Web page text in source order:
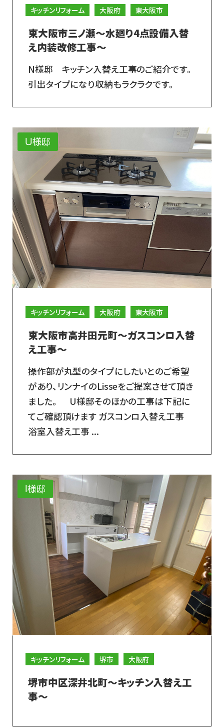
キッチンリフォーム 大阪府 東大阪市
東大阪市三ノ瀬～水廻り4点設備入替
え内装改修工事～
N様邸 キッチン入替え工事のご紹介です。
引出タイプになり収納もラクラクです。
U様邸
キッチンリフォーム 大阪府 東大阪市
東大阪市高井田元町～ガスコンロ入替
え工事～
操作部が丸型のタイプにしたいとのご希望
があり、リンナイのLisseをご提案させて頂き
ました。 U様邸そのほかの工事は下記に
てご確認頂けます ガスコンロ入替え工事
浴室入替え工事 ...
I様邸
キッチンリフォーム 堺市 大阪府
堺市中区深井北町～キッチン入替え工
事～